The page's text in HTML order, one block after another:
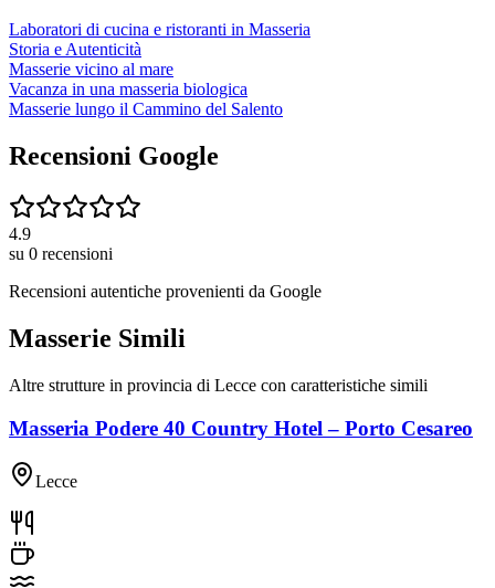
Laboratori di cucina e ristoranti in Masseria
Storia e Autenticità
Masserie vicino al mare
Vacanza in una masseria biologica
Masserie lungo il Cammino del Salento
Recensioni Google
4.9
su 0 recensioni
Recensioni autentiche provenienti da Google
Masserie Simili
Altre strutture in provincia di Lecce con caratteristiche simili
Masseria Podere 40 Country Hotel – Porto Cesareo
Lecce